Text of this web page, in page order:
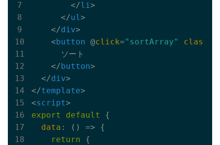
</li>
</ul>
</div>
< button @click="sortArray" class
      ソート
</ button>
</div>
</template>
<script>
export
default
{
data : () => {
return {